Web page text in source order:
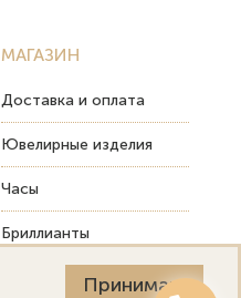
МАГАЗИН
Доставка и оплата
Ювелирные изделия
Часы
Бриллианты
Пост-продажный сервис
Принимаю